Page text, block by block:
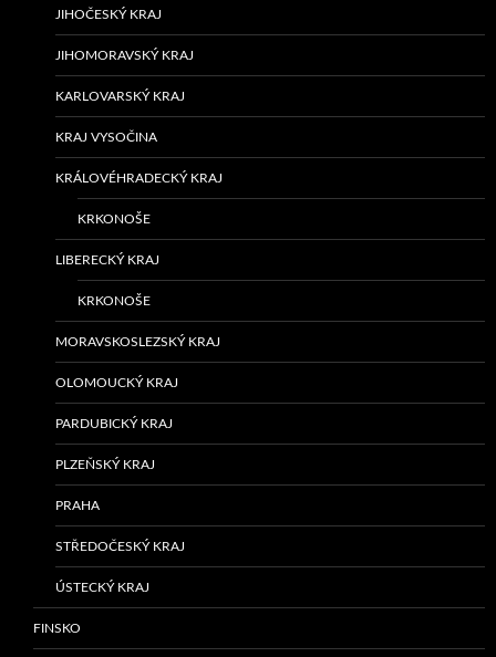
JIHOČESKÝ KRAJ
JIHOMORAVSKÝ KRAJ
KARLOVARSKÝ KRAJ
KRAJ VYSOČINA
KRÁLOVÉHRADECKÝ KRAJ
KRKONOŠE
LIBERECKÝ KRAJ
KRKONOŠE
MORAVSKOSLEZSKÝ KRAJ
OLOMOUCKÝ KRAJ
PARDUBICKÝ KRAJ
PLZEŇSKÝ KRAJ
PRAHA
STŘEDOČESKÝ KRAJ
ÚSTECKÝ KRAJ
FINSKO